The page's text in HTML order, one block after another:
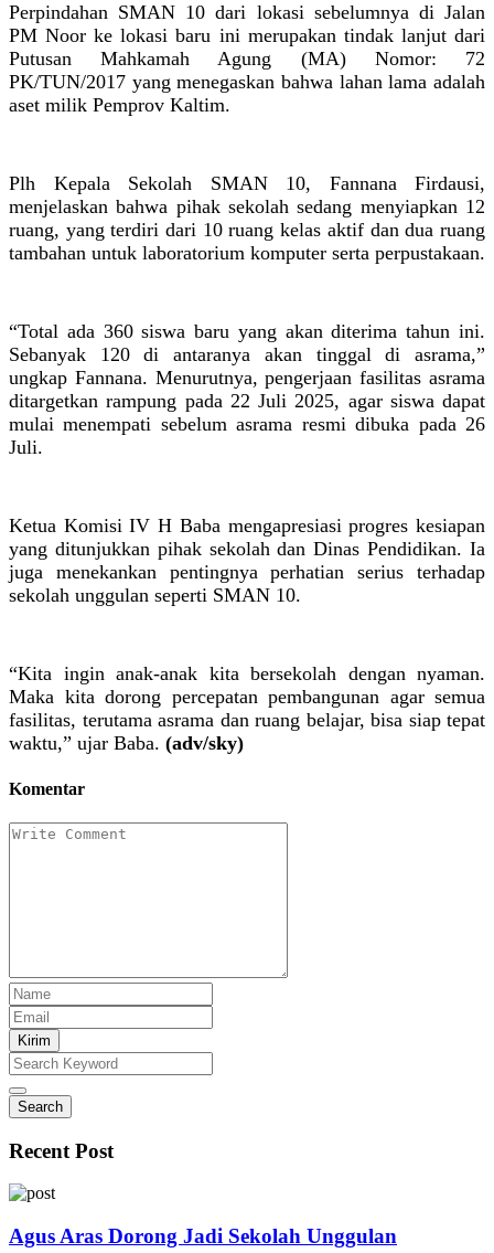
Perpindahan SMAN 10 dari lokasi sebelumnya di Jalan
PM Noor ke lokasi baru ini merupakan tindak lanjut dari
Putusan Mahkamah Agung (MA) Nomor: 72
PK/TUN/2017 yang menegaskan bahwa lahan lama adalah
aset milik Pemprov Kaltim.
Plh Kepala Sekolah SMAN 10, Fannana Firdausi,
menjelaskan bahwa pihak sekolah sedang menyiapkan 12
ruang, yang terdiri dari 10 ruang kelas aktif dan dua ruang
tambahan untuk laboratorium komputer serta perpustakaan.
“Total ada 360 siswa baru yang akan diterima tahun ini.
Sebanyak 120 di antaranya akan tinggal di asrama,”
ungkap Fannana. Menurutnya, pengerjaan fasilitas asrama
ditargetkan rampung pada 22 Juli 2025, agar siswa dapat
mulai menempati sebelum asrama resmi dibuka pada 26
Juli.
Ketua Komisi IV H Baba mengapresiasi progres kesiapan
yang ditunjukkan pihak sekolah dan Dinas Pendidikan. Ia
juga menekankan pentingnya perhatian serius terhadap
sekolah unggulan seperti SMAN 10.
“Kita ingin anak-anak kita bersekolah dengan nyaman.
Maka kita dorong percepatan pembangunan agar semua
fasilitas, terutama asrama dan ruang belajar, bisa siap tepat
waktu,” ujar Baba. (adv/sky)
Komentar
Kirim
Search
Recent Post
Agus Aras Dorong Jadi Sekolah Unggulan